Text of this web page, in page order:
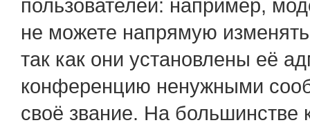
пользователей: например,
не можете напрямую
так как они установлены её
конференцию ненужными
своё звание. На